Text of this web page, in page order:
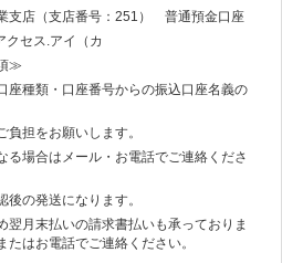
支店（支店番号：251） 普通預金口座
セス.アイ（カ
≫
種類・口座番号からの振込口座名義の
担をお願いします。
場合はメール・お電話でご連絡くださ
の発送になります。
月末払いの請求書払いも承っておりま
はお電話でご連絡ください。